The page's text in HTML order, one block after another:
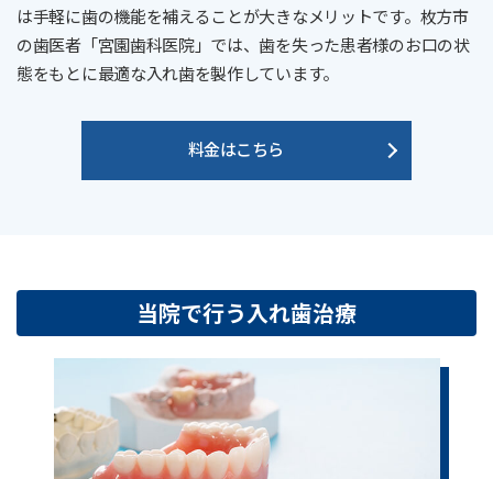
は手軽に歯の機能を補えることが大きなメリットです。枚方市
の歯医者「宮園歯科医院」では、歯を失った患者様のお口の状
態をもとに最適な入れ歯を製作しています。
料金はこちら
当院で行う入れ歯治療